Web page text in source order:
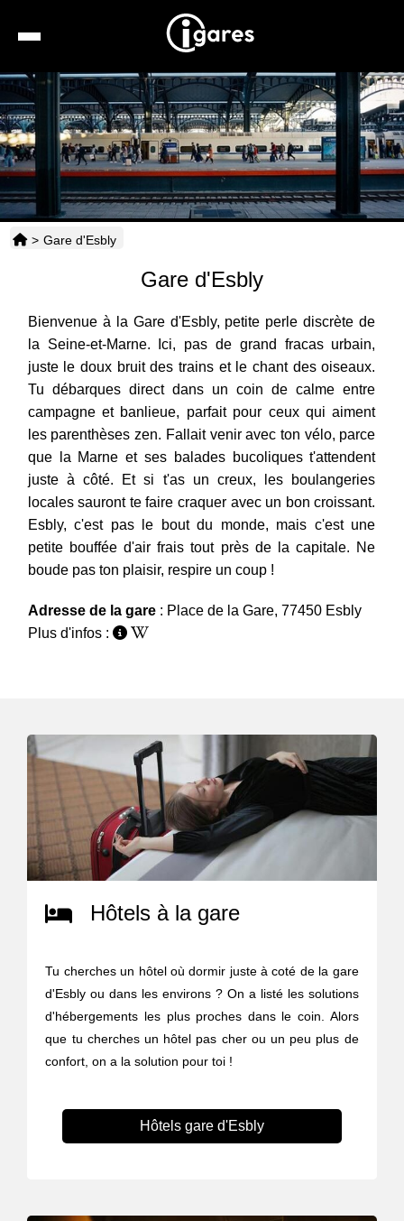
Recherche
Location de voiture
Hôtels
Taxis
> Gare d'Esbly
Gare d'Esbly
Bienvenue à la Gare d'Esbly, petite perle discrète de
la Seine-et-Marne. Ici, pas de grand fracas urbain,
juste le doux bruit des trains et le chant des oiseaux.
Tu débarques direct dans un coin de calme entre
campagne et banlieue, parfait pour ceux qui aiment
les parenthèses zen. Fallait venir avec ton vélo, parce
que la Marne et ses balades bucoliques t'attendent
juste à côté. Et si t'as un creux, les boulangeries
locales sauront te faire craquer avec un bon croissant.
Esbly, c'est pas le bout du monde, mais c'est une
petite bouffée d'air frais tout près de la capitale. Ne
boude pas ton plaisir, respire un coup !
Adresse de la gare : Place de la Gare, 77450 Esbly
Plus d'infos :
Hôtels à la gare
Tu cherches un hôtel où dormir juste à coté de la gare
d'Esbly ou dans les environs ? On a listé les solutions
d'hébergements les plus proches dans le coin. Alors
que tu cherches un hôtel pas cher ou un peu plus de
confort, on a la solution pour toi !
Hôtels gare d'Esbly